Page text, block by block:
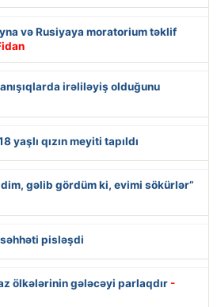
və Rusiyaya moratorium təklif
irəliləyiş olduğunu
yaşlı qızın meyiti tapıldı
gəlib gördüm ki, evimi sökürlər”
pisləşdi
ölkələrinin gələcəyi parlaqdır -